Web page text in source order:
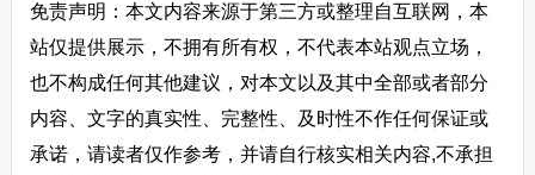
免责声明：本文内容来源于第三方或整理自互联网，本
站仅提供展示，不拥有所有权，不代表本站观点立场，
也不构成任何其他建议，对本文以及其中全部或者部分
内容、文字的真实性、完整性、及时性不作任何保证或
承诺，请读者仅作参考，并请自行核实相关内容,不承担